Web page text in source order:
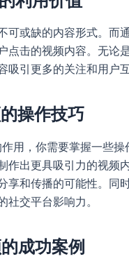
可或缺的内容形式。而
点击的视频内容。无论
引更多的关注和用户互
操作技巧
用，你需要掌握一些
作出更具吸引力的视频
享和传播的可能性。同
交平台影响力。
成功案例